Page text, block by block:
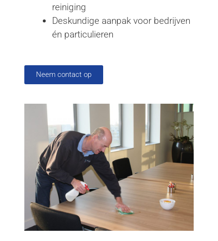
reiniging
Deskundige aanpak voor bedrijven
én particulieren
Neem contact op